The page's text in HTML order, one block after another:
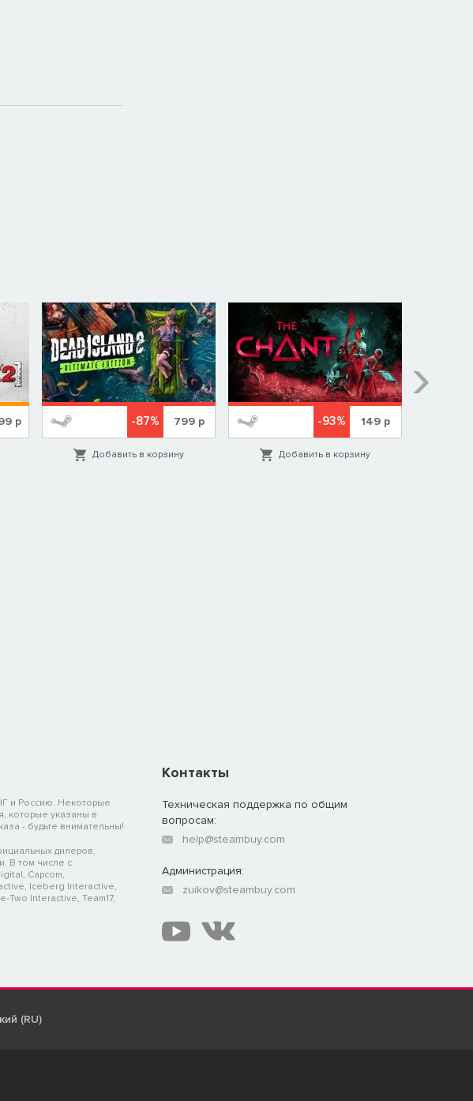
р -87% 799 р
Добавить в корзину
-93% 149 р
Добавить в корзину
и Россию. Некоторые
которые указаны в
- будьте внимательны!
дилеров,
В том числе с
Capcom,
Iceberg Interactive,
Two Interactive, Team17,
Контакты
Техническая поддержка по общим
вопросам:
help@steambuy.com
Администрация:
zuikov@steambuy.com
(RU)